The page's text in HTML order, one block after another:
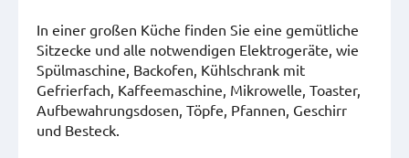
In einer großen Küche finden Sie eine gemütliche
Sitzecke und alle notwendigen Elektrogeräte, wie
Spülmaschine, Backofen, Kühlschrank mit
Gefrierfach, Kaffeemaschine, Mikrowelle, Toaster,
Aufbewahrungsdosen, Töpfe, Pfannen, Geschirr
und Besteck.